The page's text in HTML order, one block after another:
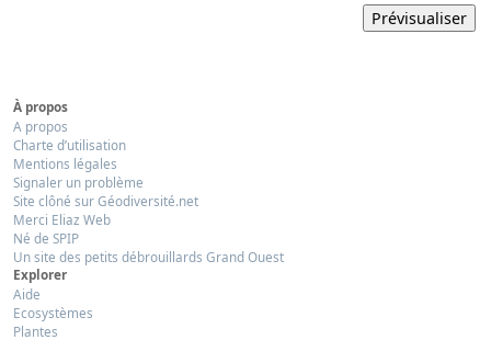
À propos
A propos
Charte d’utilisation
Mentions légales
Signaler un problème
Site clôné sur Géodiversité.net
Merci Eliaz Web
Né de SPIP
Un site des petits débrouillards Grand Ouest
Explorer
Aide
Ecosystèmes
Plantes